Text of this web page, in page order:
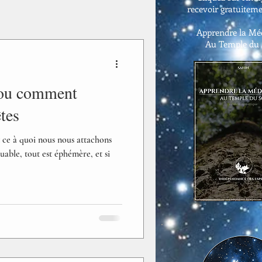
comment
à quoi nous nous attachons
tout est éphémère, et si
recevoir
Apprendre la
Au Temple